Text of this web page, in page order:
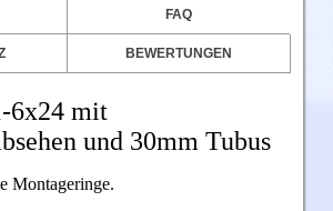
FAQ
BEWERTUNGEN
6x24 mit
und 30mm Tubus
Montageringe.